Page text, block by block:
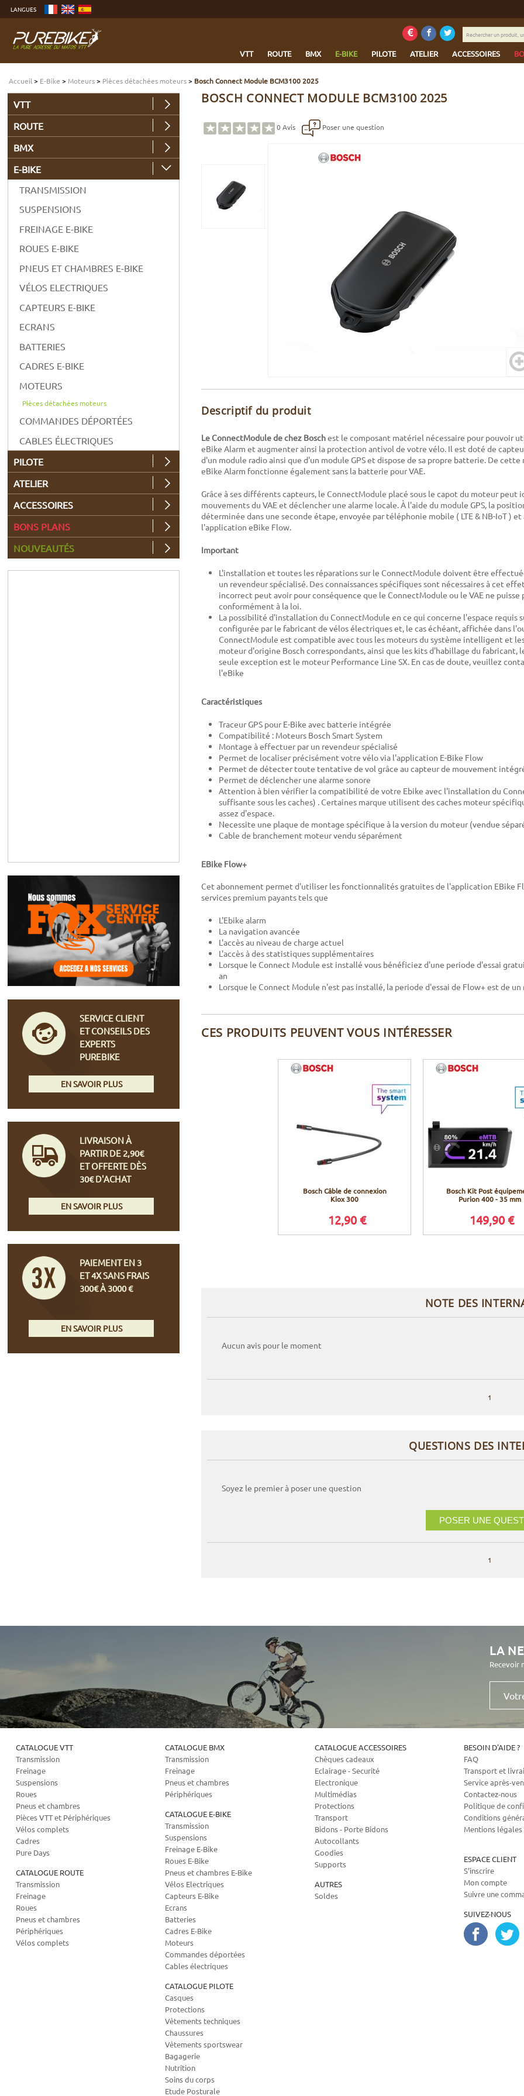
contenu
menu
Aller
LANGUES
VTT ROUTE BMX E-BIKE PILOTE ATELIER ACCESSOIRES
Rechercher
un
une
marque...
Accueil > E-Bike > Moteurs> Pièces détachées moteurs> Bosch Connect Module BCM3100 2025
BOSCH CONNECT MODULE BCM3100 2025
0 Avis Poser une question
Descriptif du produit
Le ConnectModule de chez Boschest le composant matériel nécessaire pour pouvoir
eBike Alarm et augmenter ainsi la protection antivol de votre vélo. Il est doté de
d'un module radio ainsi que d'un module GPS et dispose de sa propre batterie. De
eBike Alarm fonctionne également sans la batterie pour VAE.
Grâce à ses différents capteurs, le ConnectModule placé sous le capot du moteur peut
mouvements du VAE et déclencher une alarme locale. À l'aide du module GPS, la
déterminée dans une seconde étape, envoyée par téléphonie mobile ( LTE & NB-IoT )
l'application eBike Flow.
Important
L'installation et toutes les réparations sur le ConnectModule doivent être
un revendeur spécialisé. Des connaissances spécifiques sont nécessaires à cet
incorrect peut avoir pour conséquence que le ConnectModule ou le VAE ne
conformément à la loi.
La possibilité d'installation du ConnectModule en ce qui concerne l'espace requis
configurée par le fabricant de vélos électriques et, le cas échéant, affichée dans
ConnectModule est compatible avec tous les moteurs du système intelligent et
moteur d'origine Bosch correspondants, ainsi que les kits d'habillage du fabricant,
seule exception est le moteur Performance Line SX. En cas de doute, veuillez
l'eBike
Caractéristiques
Traceur GPS pour E-Bike avec batterie intégrée
Compatibilité : Moteurs Bosch Smart System
Montage à effectuer par un revendeur spécialisé
Permet de localiser précisément votre vélo via l'application E-Bike Flow
Permet de détecter toute tentative de vol grâce au capteur de mouvement
Permet de déclencher une alarme sonore
Attention à bien vérifier la compatibilité de votre Ebike avec l'installation du
suffisante sous les caches) . Certaines marque utilisent des caches moteur
assez d'espace.
Necessite une plaque de montage spécifique à la version du moteur (vendue
Cable de branchement moteur vendu séparément
EBike Flow+
Cet abonnement permet d'utiliser les fonctionnalités gratuites de l'application EBike
services premium payants tels que
L'Ebike alarm
La navigation avancée
L'accès au niveau de charge actuel
L'accès à des statistiques supplémentaires
Lorsque le Connect Module est installé vous bénéficiez d'une periode d'essai
an
Lorsque le Connect Module n'est pas installé, la periode d'essai de Flow+ est de un
CES PRODUITS PEUVENT VOUS INTÉRESSER
Bosch Câble de connexion
Kiox 300
12,90 €
Bosch Kit Post
Purion 400 - 35 mm
149,90 €
NOTE DES
Aucun avis pour le moment
1
QUESTIONS DES
Soyez le premier à poser une question
POSER UNE
1
VTT
ROUTE
BMX
E-BIKE
TRANSMISSION
SUSPENSIONS
FREINAGE E-BIKE
ROUES E-BIKE
PNEUS ET CHAMBRES E-BIKE
VÉLOS ELECTRIQUES
CAPTEURS E-BIKE
ECRANS
BATTERIES
CADRES E-BIKE
MOTEURS
Pièces détachées moteurs
COMMANDES DÉPORTÉES
CABLES ÉLECTRIQUES
PILOTE
ATELIER
ACCESSOIRES
BONS PLANS
NOUVEAUTÉS
SERVICE CLIENT
ET CONSEILS DES
EXPERTS
PUREBIKE
EN SAVOIR PLUS
LIVRAISON À
PARTIR DE 2,90€
ET OFFERTE DÈS
30€ D'ACHAT
EN SAVOIR PLUS
PAIEMENT EN 3
ET 4X SANS FRAIS
300€ À 3000 €
EN SAVOIR PLUS
LA
Recevoir
Votre
mail
CATALOGUE VTT
Transmission
Freinage
Suspensions
Roues
Pneus et chambres
Pièces VTT et Périphériques
Vélos complets
Cadres
Pure Days
CATALOGUE ROUTE
Transmission
Freinage
Roues
Pneus et chambres
Périphériques
Vélos complets
CATALOGUE BMX
Transmission
Freinage
Pneus et chambres
Périphériques
CATALOGUE E-BIKE
Transmission
Suspensions
Freinage E-Bike
Roues E-Bike
Pneus et chambres E-Bike
Vélos Electriques
Capteurs E-Bike
Ecrans
Batteries
Cadres E-Bike
Moteurs
Commandes déportées
Cables électriques
CATALOGUE PILOTE
Casques
Protections
Vêtements techniques
Chaussures
Vêtements sportswear
Bagagerie
Nutrition
Soins du corps
Etude Posturale
CATALOGUE ACCESSOIRES
Chèques cadeaux
Eclairage - Securité
Electronique
Multimédias
Protections
Transport
Bidons - Porte Bidons
Autocollants
Goodies
Supports
AUTRES
Soldes
BESOIN D'AIDE ?
FAQ
Transport et
Service après-
Contactez-nous
Politique de
Conditions
Mentions légales
ESPACE CLIENT
S’inscrire
Mon compte
Suivre une
SUIVEZ-NOUS